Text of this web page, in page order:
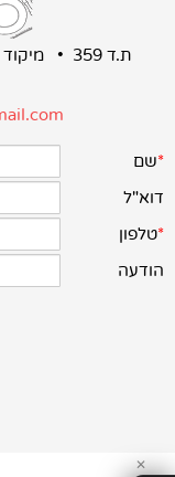
ת.ד 359 • מיקוד 2310202•
✕